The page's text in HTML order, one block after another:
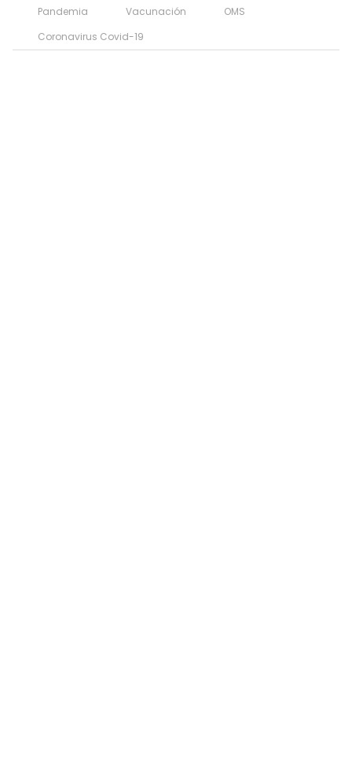
Pandemia Vacunación
OMS
Coronavirus Covid-19